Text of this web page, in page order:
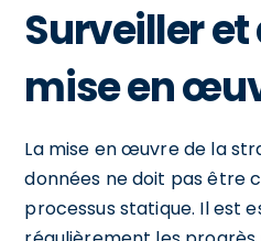
Surveiller
mise en
La mise en œuvre de la
données ne doit pas être
processus statique. Il est